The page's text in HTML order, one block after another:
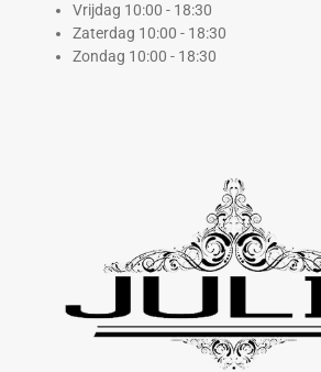
Vrijdag 10:00 - 18:30
Zaterdag 10:00 - 18:30
Zondag 10:00 - 18:30